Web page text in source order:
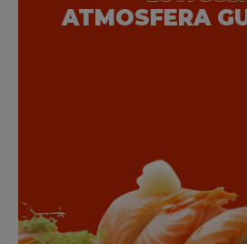
ATMOSFERA